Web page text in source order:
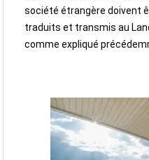
société étrangère doivent
traduits et transmis au
comme expliqué